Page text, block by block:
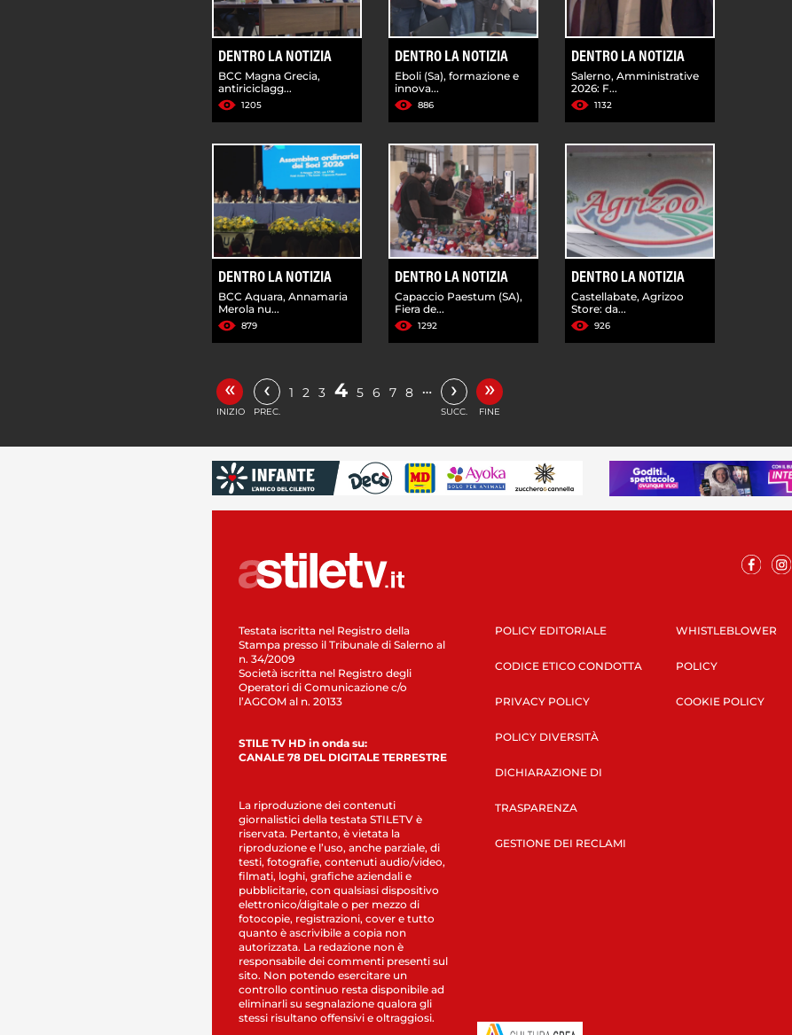
DENTRO LA NOTIZIA
BCC Magna Grecia,
antiriciclagg...
1205
DENTRO LA NOTIZIA
Eboli (Sa), formazione e
innova...
886
DENTRO LA NOTIZIA
Salerno, Amministrative
2026: F...
1132
DENTRO LA NOTIZIA
BCC Aquara, Annamaria
Merola nu...
879
DENTRO LA NOTIZIA
Capaccio Paestum (SA),
Fiera de...
1292
DENTRO LA NOTIZIA
Castellabate, Agrizoo
Store: da...
926
«
INIZIO
‹
PREC.
1 2 3 4 5 6 7 8 … ›
SUCC.
»
FINE
Testata iscritta nel Registro della
Stampa presso il Tribunale di Salerno al
n. 34/2009
Società iscritta nel Registro degli
Operatori di Comunicazione c/o
l’AGCOM al n. 20133
STILE TV HD in onda su:
CANALE 78 DEL DIGITALE TERRESTRE
La riproduzione dei contenuti
giornalistici della testata STILETV è
riservata. Pertanto, è vietata la
riproduzione e l’uso, anche parziale, di
testi, fotografie, contenuti audio/video,
filmati, loghi, grafiche aziendali e
pubblicitarie, con qualsiasi dispositivo
elettronico/digitale o per mezzo di
fotocopie, registrazioni, cover e tutto
quanto è ascrivibile a copia non
autorizzata. La redazione non è
responsabile dei commenti presenti sul
sito. Non potendo esercitare un
controllo continuo resta disponibile ad
eliminarli su segnalazione qualora gli
stessi risultano offensivi e oltraggiosi.
POLICY EDITORIALE
CODICE ETICO CONDOTTA
PRIVACY POLICY
POLICY DIVERSITÀ
DICHIARAZIONE DI
TRASPARENZA
GESTIONE DEI RECLAMI
WHISTLEBLOWER
POLICY
COOKIE POLICY